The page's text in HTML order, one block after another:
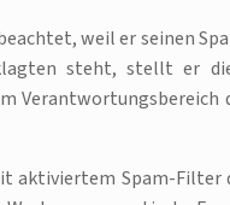
weil er seinen
steht, stellt er
Verantwortungsbereich
aktiviertem Spam-Filter